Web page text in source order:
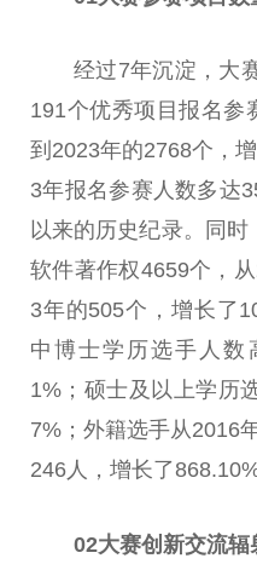
经过7年沉淀，大
191个优秀项目报名参
到2023年的2768个，
3年报名参赛人数多达
以来的历史纪录。同
软件著作权4659个，
3年的505个，增长了
中博士学历选手人数
1%；硕士及以上学历
7%；外籍选手从2016
246人，增长了868.10%
02大赛创新交流